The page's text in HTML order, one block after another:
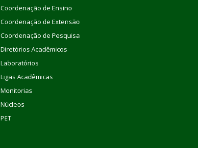
Coordenação de Ensino
Coordenação de Extensão
Coordenação de Pesquisa
Diretórios Acadêmicos
Laboratórios
Ligas Acadêmicas
Monitorias
Núcleos
PET